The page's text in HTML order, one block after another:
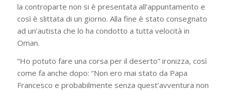
la controparte non si è presentata all’appuntamento e
così è slittata di un giorno. Alla fine è stato consegnato
ad un’autista che lo ha condotto a tutta velocità in
Oman.
“Ho potuto fare una corsa per il deserto” ironizza, così
come fa anche dopo: “Non ero mai stato da Papa
Francesco e probabilmente senza quest’avventura non